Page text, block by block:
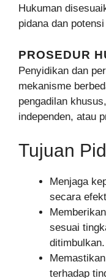
Hukuman
pidana dan
PROSEDUR
Penyidikan dan
mekanisme
pengadilan
independen, atau
Tujuan
Menjaga
secara
sesuai
ditimbulkan.
terhadap